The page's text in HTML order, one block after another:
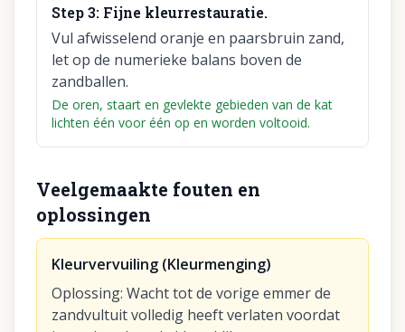
Step3: Fijne kleurrestauratie.
Vul afwisselend oranje en paarsbruin zand,
let op de numerieke balans boven de
zandballen.
De oren, staart en gevlekte gebieden van de kat
lichten één voor één op en worden voltooid.
Veelgemaakte fouten en
oplossingen
Kleurvervuiling (Kleurmenging)
Oplossing: Wacht tot de vorige emmer de
zandvultuit volledig heeft verlaten voordat